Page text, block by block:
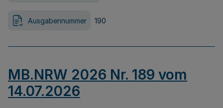
Ausgabennummer 190
MB.NRW 2026 Nr. 189 vom
14.07.2026